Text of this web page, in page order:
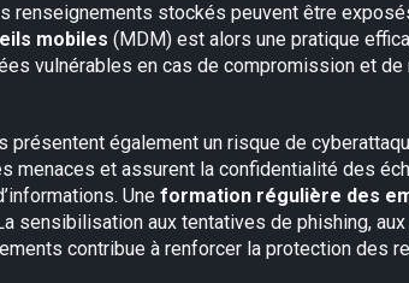
renseignements stockés peuvent être
mobiles (MDM) est alors une pratique
vulnérables en cas de compromission et de
également un risque de
et assurent la confidentialité des
Une formation régulière des
sensibilisation aux tentatives de phishing,
contribue à renforcer la protection des